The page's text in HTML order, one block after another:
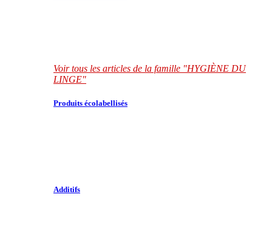
Voir tous les articles de la famille "HYGIÈNE DU
LINGE"
Produits écolabellisés
Additifs